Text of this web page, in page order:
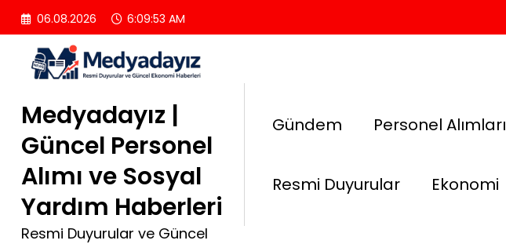
İçeriğe
atla
06.08.2026 6:09:54 AM
Medyadayız |
Güncel Personel
Alımı ve Sosyal
Yardım Haberleri
Resmi Duyurular ve Güncel
Gündem Personel Alımları
Resmi Duyurular Ekonomi